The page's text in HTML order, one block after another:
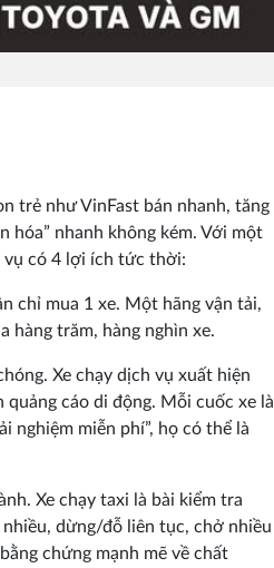
trẻ như VinFast bán nhanh, tăng
hóa” nhanh không kém. Với một
vụ có 4 lợi ích tức thời:
chỉ mua 1 xe. Một hãng vận tải,
hàng trăm, hàng nghìn xe.
Xe chạy dịch vụ xuất hiện
cáo di động. Mỗi cuốc xe là
nghiệm miễn phí”, họ có thể là
Xe chạy taxi là bài kiểm tra
dừng/đỗ liên tục, chở nhiều
chứng mạnh mẽ về chất